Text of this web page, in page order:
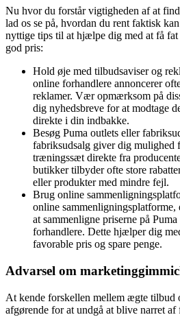
Nu hvor du forstår vigtigheden af at
lad os se på, hvordan du rent faktisk
nyttige tips til at hjælpe dig med at få
god pris:
Hold øje med tilbudsaviser og
online forhandlere annoncerer
reklamer. Vær opmærksom på
dig nyhedsbreve for at modtage
direkte i din indbakke.
Besøg Puma outlets eller
fabriksudsalg giver dig mulighed
træningssæt direkte fra
butikker tilbyder ofte store
eller produkter med mindre fejl.
Brug online
online
at sammenligne priserne på
forhandlere. Dette hjælper dig
favorable pris og spare penge.
Advarsel om
At kende forskellen mellem ægte tilbud
afgørende for at undgå at blive narret